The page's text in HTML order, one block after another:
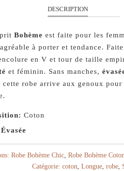
DESCRIPTION
Bohème est faite pour les
à porter et tendance.
en V et tour de taille
et féminin. Sans manches,
cette robe arrive aux genoux
Coton
Robe Bohème Chic,Robe Bohème
Catégorie: coton, Longue, robe,